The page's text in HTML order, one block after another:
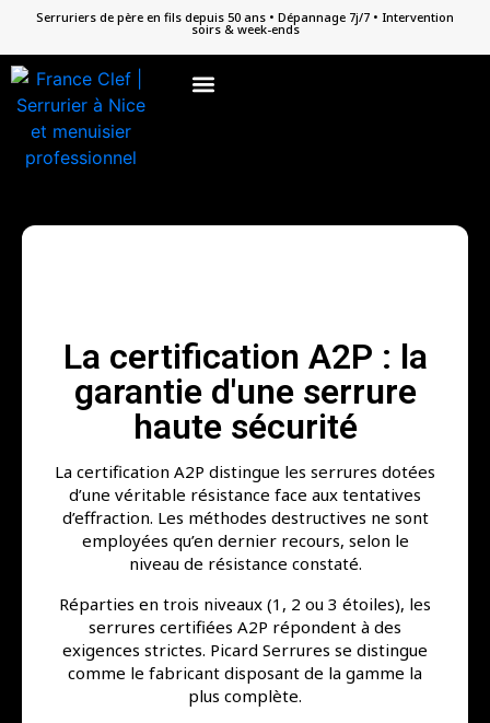
Serruriers de père en fils depuis 50 ans • Dépannage 7j/7 • Intervention
soirs & week-ends
La certification A2P : la
garantie d'une serrure
haute sécurité
La certification A2P distingue les serrures dotées
d’une véritable résistance face aux tentatives
d’effraction. Les méthodes destructives ne sont
employées qu’en dernier recours, selon le
niveau de résistance constaté.
Réparties en trois niveaux (1, 2 ou 3 étoiles), les
serrures certifiées A2P répondent à des
exigences strictes. Picard Serrures se distingue
comme le fabricant disposant de la gamme la
plus complète.